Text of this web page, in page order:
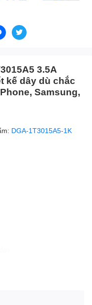
3.5A
kế dây dù chắc
Samsung,
DGA-1T3015A5-1K